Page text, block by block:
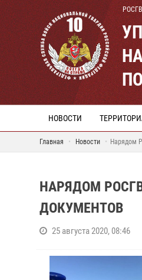
НОВОСТИ
Главная Новости Нарядом
НАРЯДОМ
ДОКУМЕНТОВ
25 августа 2020, 08:46